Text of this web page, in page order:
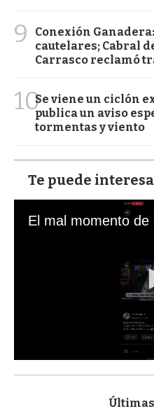
9
Conexión
cautelares; Cabral
Carrasco reclamó
10Se viene un ciclón
publica un aviso
tormentas y viento
Te puede
s